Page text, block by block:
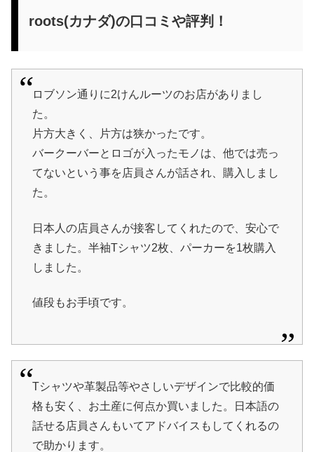
roots(カナダ)の口コミや評判！
ロブソン通りに2けんルーツのお店がありまし
た。
片方大きく、片方は狭かったです。
バークーバーとロゴが入ったモノは、他では売っ
てないという事を店員さんが話され、購入しまし
た。
日本人の店員さんが接客してくれたので、安心で
きました。半袖Tシャツ2枚、パーカーを1枚購入
しました。
値段もお手頃です。
Tシャツや革製品等やさしいデザインで比較的価
格も安く、お土産に何点か買いました。日本語の
話せる店員さんもいてアドバイスもしてくれるの
で助かります。